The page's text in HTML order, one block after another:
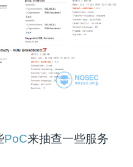
PoC来抽查一些服务